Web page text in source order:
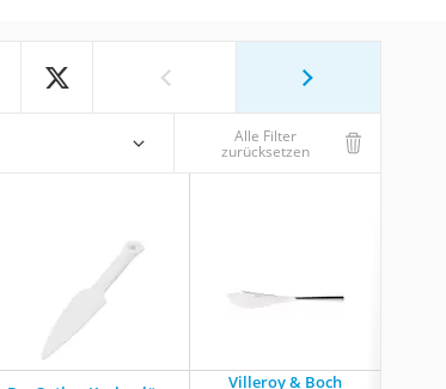
Alle Filter
zurücksetzen
Villeroy & Boch